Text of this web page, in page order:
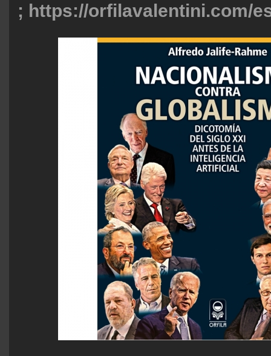
; https://orfilavalentini.com/